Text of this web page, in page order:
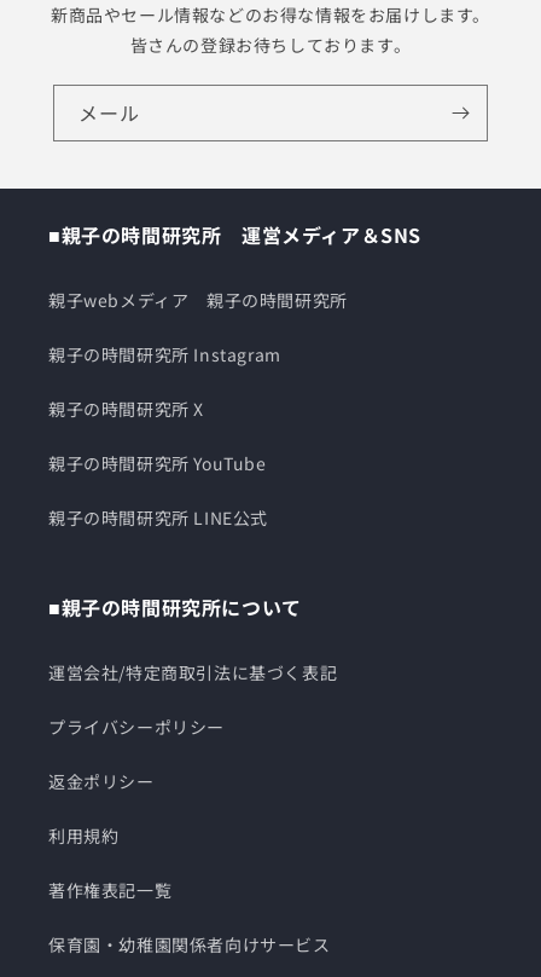
新商品やセール情報などのお得な情報をお届けします。
皆さんの登録お待ちしております。
メール
■親子の時間研究所 運営メディア＆SNS
親子webメディア 親子の時間研究所
親子の時間研究所 Instagram
親子の時間研究所 X
親子の時間研究所 YouTube
親子の時間研究所 LINE公式
■親子の時間研究所について
運営会社/特定商取引法に基づく表記
プライバシーポリシー
返金ポリシー
利用規約
著作権表記一覧
保育園・幼稚園関係者向けサービス